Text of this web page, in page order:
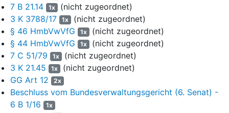
Bremen, Freie und Hansestadt Hamburg und
Schleswig-Holstein über ein Gemeinsames
Prüfungsamt und der Prüfungsordnung für die zweite
Staatsprüfung für Juristen berufe ich Sie im
Einvernehmen mit den Landesjustizverwaltungen von
Bremen und Schleswig-Holstein für die Zeit
vom … bis zum …
(erneut) zum Mitglied (oder Stellvertreter der
Präsidentin) des Gemeinsamen Prüfungsamtes der
Länder Freie Hansestadt Bremen, Freie und Hansestadt
7 B 21.14
1x (nicht zugeordnet)
3 K 3788/17
1x (nicht zugeordnet)
§ 46 HmbVwVfG
1x (nicht zugeordnet)
§ 44 HmbVwVfG
1x (nicht zugeordnet)
7 C 51/79
1x (nicht zugeordnet)
3 K 21.45
1x (nicht zugeordnet)
GG Art 12
2x
Beschluss vom Bundesverwaltungsgericht (6. Senat) -
6 B 1/16
1x